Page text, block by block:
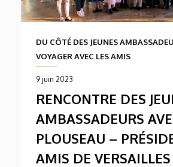
DU CÔTÉ DES JEUNES
VOYAGER AVEC LES AMIS
9 juin 2023
RENCONTRE DES
AMBASSADEURS
PLOUSEAU –
AMIS DE VERSAILLES